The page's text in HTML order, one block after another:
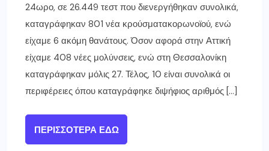
24ωρο, σε 26.449 τεστ που διενεργήθηκαν συνολικά,
καταγράφηκαν 801 νέα κρούσματακορωνοϊού, ενώ
είχαμε 6 ακόμη θανάτους. Όσον αφορά στην Αττική
είχαμε 408 νέες μολύνσεις, ενώ στη Θεσσαλονίκη
καταγράφηκαν μόλις 27. Τέλος, 10 είναι συνολικά οι
περιφέρειες όπου καταγράφηκε διψήφιος αριθμός […]
ΠΕΡΙΣΣΌΤΕΡΑ ΕΔΏ